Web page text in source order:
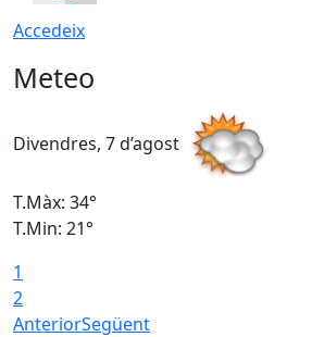
Accedeix
Meteo
Divendres, 7 d’agost
T.Màx: 34°
T.Min: 21°
1
2
AnteriorSegüent